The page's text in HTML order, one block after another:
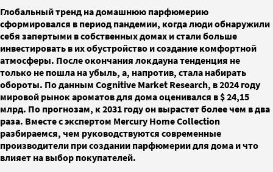
Глобальный тренд на домашнюю парфюмерию
сформировался в период пандемии, когда люди обнаружили
себя запертыми в собственных домах и стали больше
инвестировать в их обустройство и создание комфортной
атмосферы. После окончания локдауна тенденция не
только не пошла на убыль, а, напротив, стала набирать
обороты. По данным Cognitive Market Research, в 2024 году
мировой рынок ароматов для дома оценивался в $ 24,15
млрд. По прогнозам, к 2031 году он вырастет более чем в два
раза. Вместе с экспертом Mercury Home Collection
разбираемся, чем руководствуются современные
производители при создании парфюмерии для дома и что
влияет на выбор покупателей.